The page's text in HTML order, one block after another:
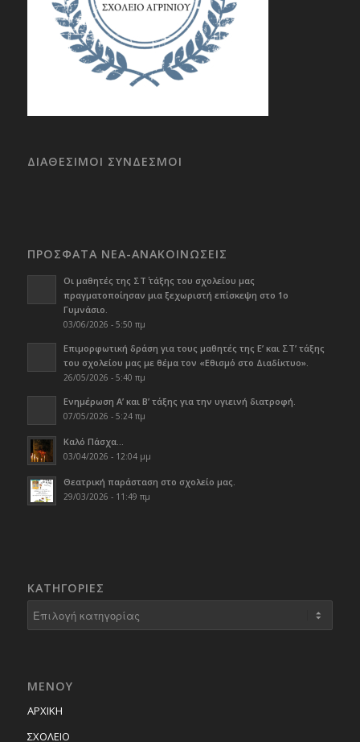
ΔΙΑΘΕΣΙΜΟΙ ΣΥΝΔΕΣΜΟΙ
ΠΡΟΣΦΑΤΑ ΝΕΑ-ΑΝΑΚΟΙΝΩΣΕΙΣ
Οι μαθητές της ΣΤ΄ τάξης του σχολείου μας
πραγματοποίησαν μια ξεχωριστή επίσκεψη στο 1ο
Γυμνάσιο.
03/06/2026 - 5:50 πμ
Επιμορφωτική δράση για τους μαθητές της Ε’ και ΣΤ’ τάξης
του σχολείου μας με θέμα τον «Εθισμό στο Διαδίκτυο».
26/05/2026 - 5:40 πμ
Ενημέρωση Α’ και Β’ τάξης για την υγιεινή διατροφή.
07/05/2026 - 5:24 πμ
Καλό Πάσχα…
03/04/2026 - 12:04 μμ
Θεατρική παράσταση στο σχολείο μας.
29/03/2026 - 11:49 πμ
KΑΤΗΓΟΡΊΕΣ
ΜΕΝΟΥ
ΑΡΧΙΚΗ
ΣΧΟΛΕΙΟ